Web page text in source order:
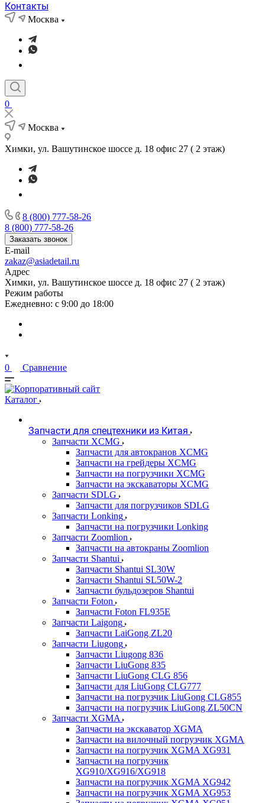
Контакты
Москва
0
Москва
Химки, ул. Вашутинское шоссе д. 18 офис 27 ( 2 этаж)
8 (800) 777-58-26
8 (800) 777-58-26
Заказать звонок
E-mail
zakaz@asiadetail.ru
Адрес
Химки, ул. Вашутинское шоссе д. 18 офис 27 ( 2 этаж)
Режим работы
Ежедневно: с 9:00 до 18:00
0 Сравнение
Каталог
Запчасти для спецтехники из Китая
Запчасти XCMG
Запчасти для автокранов XCMG
Запчасти на грейдеры XCMG
Запчасти на погрузчики XCMG
Запчасти на экскаваторы XCMG
Запчасти SDLG
Запчасти для погрузчиков SDLG
Запчасти Lonking
Запчасти на погрузчики Lonking
Запчасти Zoomlion
Запчасти на автокраны Zoomlion
Запчасти Shantui
Запчасти Shantui SL30W
Запчасти Shantui SL50W-2
Запчасти бульдозеров Shantui
Запчасти Foton
Запчасти Foton FL935E
Запчасти Laigong
Запчасти LaiGong ZL20
Запчасти Liugong
Запчасти Liugong 836
Запчасти LiuGong 835
Запчасти LiuGong CLG 856
Запчасти для LiuGong CLG777
Запчасти на погрузчик LiuGong CLG855
Запчасти на погрузчик LiuGong ZL50CN
Запчасти XGMA
Запчасти на экскаватор XGMA
Запчасти на вилочный погрузчик XGMA
Запчасти на погрузчик XGMA XG931
Запчасти на погрузчик
XG910/XG916/XG918
Запчасти на погрузчик XGMA XG942
Запчасти на погрузчик XGMA XG953